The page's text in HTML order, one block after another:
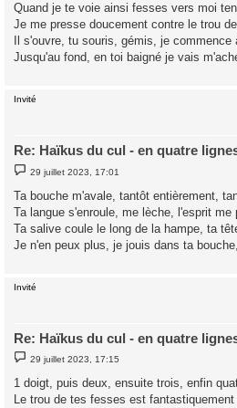
s
a
g
e
Quand je te voie ainsi fesses vers moi
Je me presse doucement contre le trou
Il s'ouvre, tu souris, gémis, je commence
Jusqu'au fond, en toi baigné je vais
Invité
Re: Haïkus du cul - en quatre
M
e
s
s
e
29 juillet 2023, 17:01
Ta bouche m'avale, tantôt entièrement,
Ta langue s'enroule, me lèche, l'esprit me
Ta salive coule le long de la hampe, ta
Je n'en peux plus, je jouis dans ta
Invité
Re: Haïkus du cul - en quatre
M
e
s
s
a
29 juillet 2023, 17:15
1 doigt, puis deux, ensuite trois, enfin
Le trou de tes fesses est fantastiquement